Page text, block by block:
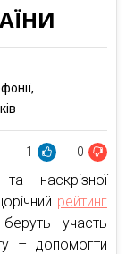
1 0
наскрізної
рейтинг
участь
– допомогти